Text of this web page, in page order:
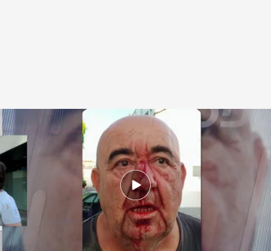
José Manuel Gil, concejal de Agricultura del Ayuntamiento de Aldosux, tras
sufrir la agresión
En boca de todos
09 JUL 2025 - 12:02h.
José Manuel Gil, víctima y concejal de
Agricultura del Ayuntamiento de Aldosux,
sobre la agresión: “Me gritaba ‘cocainómano,